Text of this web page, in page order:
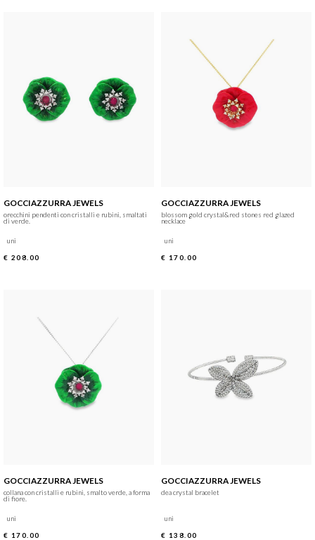
GOCCIAZZURRA JEWELS
orecchini pendenti con cristalli e rubini, smaltati
di verde.
uni
€ 208.00
GOCCIAZZURRA JEWELS
blossom gold crystal&red stones red glazed
necklace
uni
€ 170.00
GOCCIAZZURRA JEWELS
collana con cristalli e rubini, smalto verde, a forma
di fiore.
uni
€ 170.00
GOCCIAZZURRA JEWELS
dea crystal bracelet
uni
€ 138.00